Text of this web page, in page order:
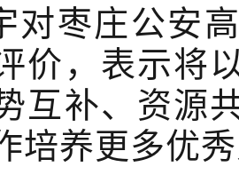
对枣庄公安
价，表示将
互补、资源
培养更多优